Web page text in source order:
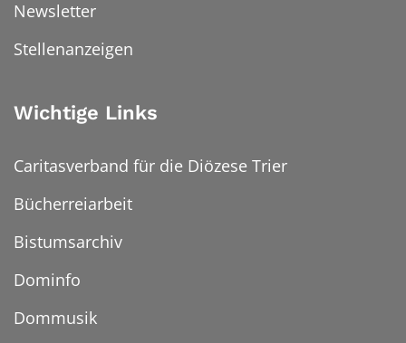
Newsletter
Stellenanzeigen
Wichtige Links
Caritasverband für die Diözese Trier
Bücherreiarbeit
Bistumsarchiv
Dominfo
Dommusik